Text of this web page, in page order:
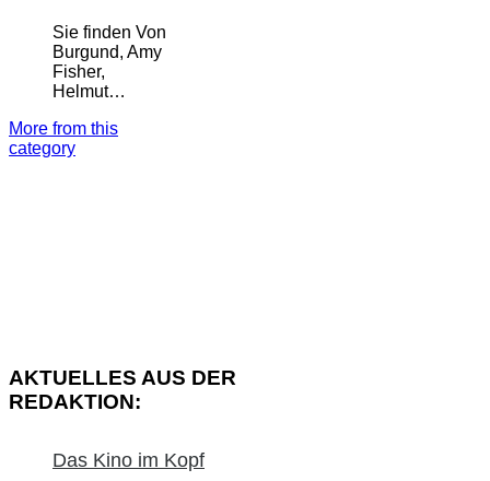
Sie finden Von
Burgund, Amy
Fisher,
Helmut…
More from this
category
AKTUELLES AUS DER
REDAKTION:
Das Kino im Kopf